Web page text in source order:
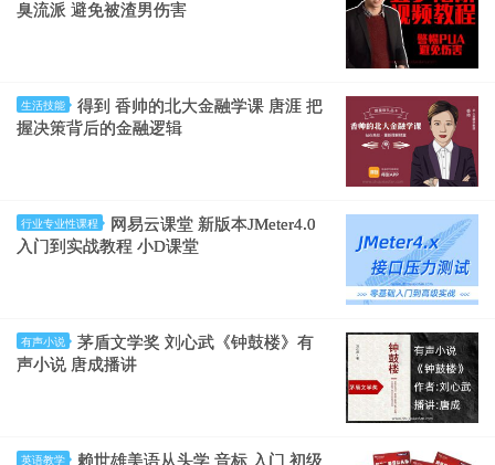
臭流派 避免被渣男伤害
生活技能
得到 香帅的北大金融学课 唐涯 把
握决策背后的金融逻辑
行业专业性课程
网易云课堂 新版本JMeter4.0
入门到实战教程 小D课堂
有声小说
茅盾文学奖 刘心武《钟鼓楼》有
声小说 唐成播讲
英语教学
赖世雄美语从头学 音标 入门 初级